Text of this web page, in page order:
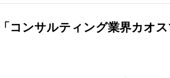
コンサルティング業界カオ